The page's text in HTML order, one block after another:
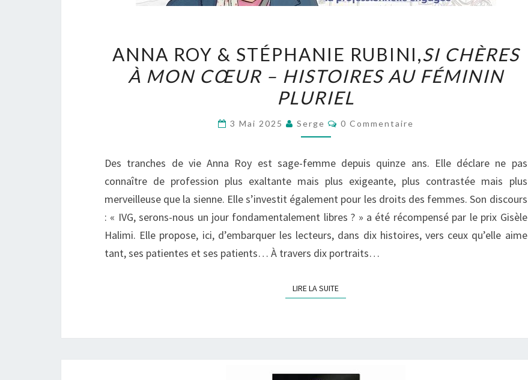
ROY
&
STÉPHANIE
CHÈRES
MON
CŒUR
–
HISTOIRES
AU
FÉMININ
ANNA ROY & STÉPHANIE RUBINI,SI CHÈRES
À MON CŒUR – HISTOIRES AU FÉMININ
PLURIEL
3 Mai 2025 Serge Commentaires
0 Commentaire
Des tranches de vie Anna Roy est sage-femme depuis quinze ans. Elle déclare ne pas
connaître de profession plus exaltante mais plus exigeante, plus contrastée mais plus
merveilleuse que la sienne. Elle s’investit également pour les droits des femmes. Son discours
: « IVG, serons-nous un jour fondamentalement libres ? » a été récompensé par le prix Gisèle
Halimi. Elle propose, ici, d’embarquer les lecteurs, dans dix histoires, vers ceux qu’elle aime
tant, ses patientes et ses patients… À travers dix portraits…
LIRE LA SUITELIRE LA SUITE